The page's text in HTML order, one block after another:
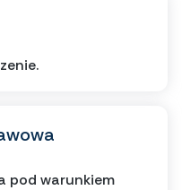
pod warunkiem